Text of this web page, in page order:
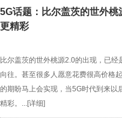
5G话题：比尔盖茨的世外
更精彩
比尔盖茨的世外桃源2.0的出现，已
向往。甚至很多人愿意花费很高价格
的期盼马上会实现，当5G时代到来以
精彩。...[详细]